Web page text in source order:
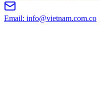
Email: info@vietnam.com.co